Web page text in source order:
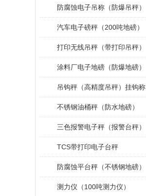
防腐蚀电子吊称（防爆吊秤）
汽车电子磅秤（200吨地磅）
打印无线吊秤（带打印吊秤）
涂料厂电子地磅（防爆地磅）
吊钩秤（高精度吊秤）挂钩称
不锈钢油桶秤（防水地磅）
三色报警电子秤（报警台秤）
TCS带打印电子台秤
防腐蚀平台秤（不锈钢地磅）
测力仪（100吨测力仪）